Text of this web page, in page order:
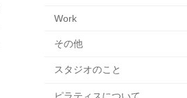
Work
その他
スタジオのこと
ピラティスについて